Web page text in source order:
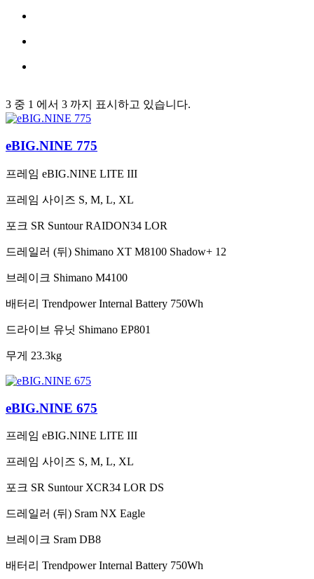
3 중 1 에서 3 까지 표시하고 있습니다.
eBIG.NINE 775
프레임 eBIG.NINE LITE III
프레임 사이즈 S, M, L, XL
포크 SR Suntour RAIDON34 LOR
드레일러 (뒤) Shimano XT M8100 Shadow+ 12
브레이크 Shimano M4100
배터리 Trendpower Internal Battery 750Wh
드라이브 유닛 Shimano EP801
무게 23.3kg
eBIG.NINE 675
프레임 eBIG.NINE LITE III
프레임 사이즈 S, M, L, XL
포크 SR Suntour XCR34 LOR DS
드레일러 (뒤) Sram NX Eagle
브레이크 Sram DB8
배터리 Trendpower Internal Battery 750Wh